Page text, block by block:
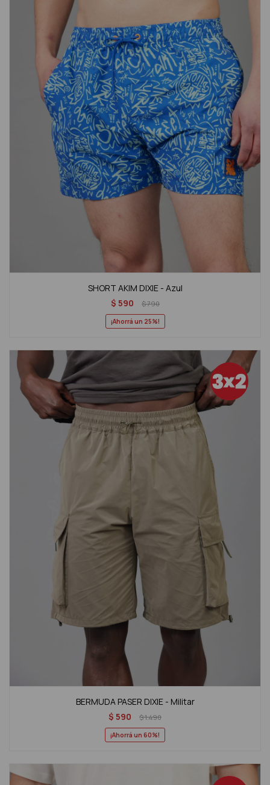
SHORT AKIM DIXIE - Azul
$ 590 $790
25
BERMUDA PASER DIXIE - Militar
$ 590 $1.490
60